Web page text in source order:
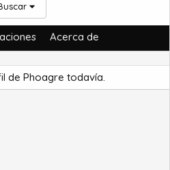
Acerca de
de Phoagre todavía.